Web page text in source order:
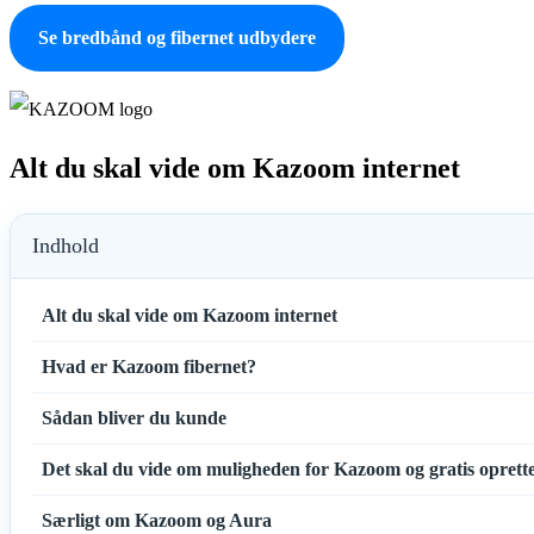
Se bredbånd og fibernet udbydere
Alt du skal vide om Kazoom internet
Indhold
Alt du skal vide om Kazoom internet
Hvad er Kazoom fibernet?
Sådan bliver du kunde
Det skal du vide om muligheden for Kazoom og gratis
Særligt om Kazoom og Aura